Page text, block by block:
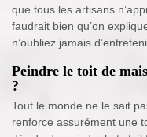
que tous les artisans
faudrait bien qu’on
n’oubliez jamais
Peindre le toit de
?
Tout le monde ne le sait
renforce assurément une